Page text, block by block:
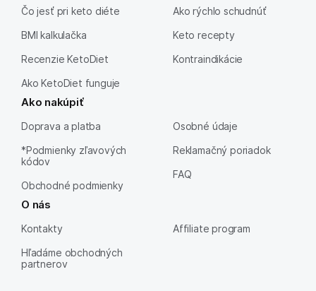
Čo jesť pri keto diéte
BMI kalkulačka
Recenzie KetoDiet
Ako KetoDiet funguje
Ako rýchlo schudnúť
Keto recepty
Kontraindikácie
Ako nakúpiť
Doprava a platba
*Podmienky zľavových
kódov
Obchodné podmienky
Osobné údaje
Reklamačný poriadok
FAQ
O nás
Kontakty
Hľadáme obchodných
partnerov
Affiliate program